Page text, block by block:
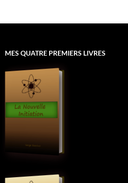
MES QUATRE PREMIERS LIVRES